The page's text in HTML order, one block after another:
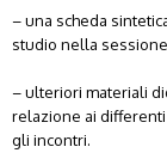
– una scheda
studio nella
– ulteriori materiali
relazione ai
gli incontri.